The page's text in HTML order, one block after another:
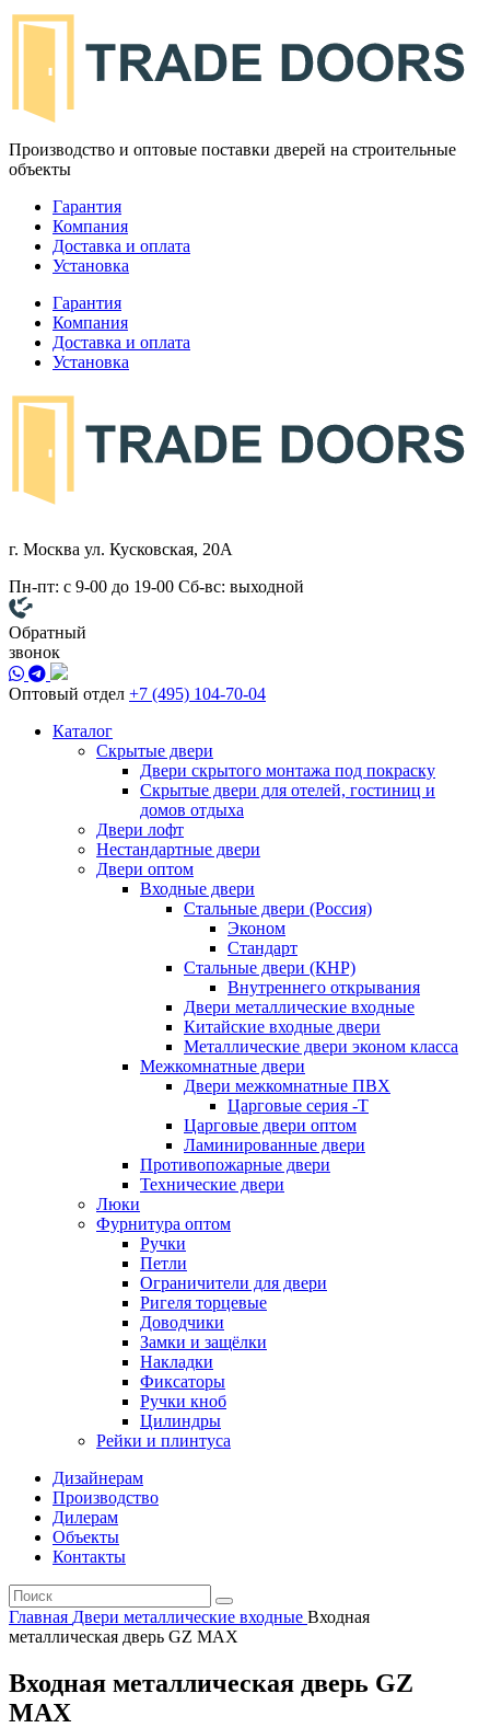
Производство и оптовые поставки дверей на строительные
объекты
Гарантия
Компания
Доставка и оплата
Установка
Гарантия
Компания
Доставка и оплата
Установка
г. Москва ул. Кусковская, 20А
Пн-пт: с 9-00 до 19-00 Сб-вс: выходной
Обратный
звонок
Оптовый отдел +7 (495) 104-70-04
Каталог
Скрытые двери
Двери скрытого монтажа под покраску
Скрытые двери для отелей, гостиниц и
домов отдыха
Двери лофт
Нестандартные двери
Двери оптом
Входные двери
Стальные двери (Россия)
Эконом
Стандарт
Стальные двери (КНР)
Внутреннего открывания
Двери металлические входные
Китайские входные двери
Металлические двери эконом класса
Межкомнатные двери
Двери межкомнатные ПВХ
Царговые серия -Т
Царговые двери оптом
Ламинированные двери
Противопожарные двери
Технические двери
Люки
Фурнитура оптом
Ручки
Петли
Ограничители для двери
Ригеля торцевые
Доводчики
Замки и защёлки
Накладки
Фиксаторы
Ручки кноб
Цилиндры
Рейки и плинтуса
Дизайнерам
Производство
Дилерам
Объекты
Контакты
Главная Двери металлические входные Входная
металлическая дверь GZ MAX
Входная металлическая дверь GZ
MAX